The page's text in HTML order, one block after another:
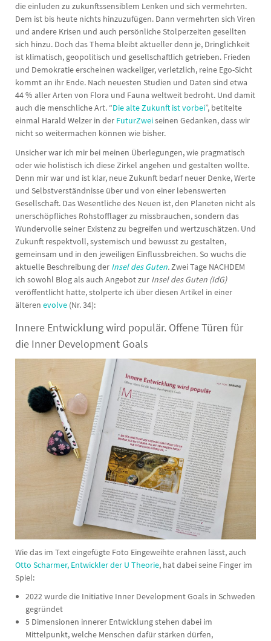
die einluden zu zukunftssensiblem Lenken und sich vermehrten.
Dem ist bis heute nichts hinzuzufügen. Dann vermehrten sich Viren
und andere Krisen und auch persönliche Stolperzeiten gesellten
sich hinzu. Doch das Thema bleibt aktueller denn je, Dringlichkeit
ist klimatisch, geopolitisch und gesellschaftlich getrieben. Frieden
und Demokratie erscheinen wackeliger, verletzlich, reine Ego-Sicht
kommt an ihr Ende. Nach neuesten Studien und Daten sind etwa
44 % aller Arten von Flora und Fauna weltweit bedroht. Und damit
auch die menschliche Art. “Die alte Zukunft ist vorbei”, betitelte
einmal Harald Welzer in der FuturZweiseinen Gedanken, dass wir
nicht so weitermachen können wie bisher.
Unsicher war ich mir bei meinen Überlegungen, wie pragmatisch
oder wie holistisch ich diese Zirkel angehen und gestalten wollte.
Denn mir war und ist klar, neue Zukunft bedarf neuer Denke, Werte
und Selbstverständnisse über und von einer lebenswerten
Gesellschaft. Das Wesentliche des Neuen ist, den Planeten nicht als
unerschöpfliches Rohstofflager zu missbrauchen, sondern das
Wundervolle seiner Existenz zu begreifen und wertzuschätzen. Und
Zukunft respektvoll, systemisch und bewusst zu gestalten,
gemeinsam und in den jeweiligen Einflussbreichen. So wuchs die
aktuelle Beschreibung der Insel des Guten.Zwei Tage NACHDEM
ich sowohl Blog als auch Angebot zurInsel des Guten (IdG)
veröffentlicht hatte, stolperte ich über diesen Artikel in einer
älteren evolve (Nr. 34):
Innere Entwicklung wird populär. Offene Türen für
die Inner Development Goals
Wie das im Text eingefügte Foto Eingeweihte erahnen lässt, auch
Otto Scharmer, Entwickler der U Theorie, hat dabei seine Finger im
Spiel:
2022 wurde die Initiative Inner Development Goals in Schweden
gegründet
5 Dimensionen innerer Entwicklung stehen dabei im
Mittelpunkt, welche Menschen dafür stärken dürfen,